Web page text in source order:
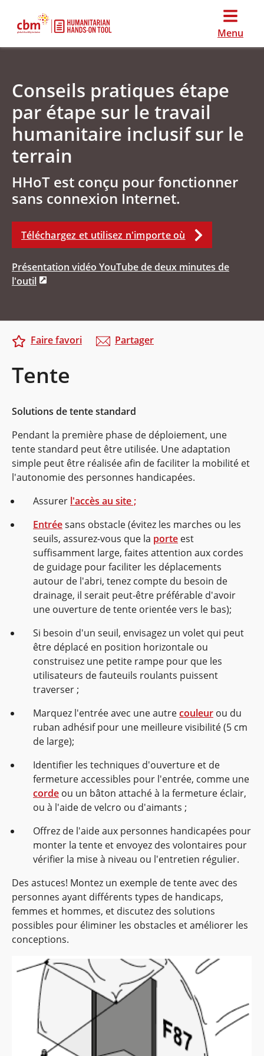
Menu
Conseils pratiques étape
par étape sur le travail
humanitaire inclusif sur le
terrain
HHoT est conçu pour fonctionner
sans connexion Internet.
Téléchargez et utilisez n'importe où
Présentation vidéo YouTube de deux minutes de
l'outil
Tente
Faire favori Partager
Solutions de tente standard
Pendant la première phase de déploiement, une
tente standard peut être utilisée. Une adaptation
simple peut être réalisée afin de faciliter la mobilité et
l'autonomie des personnes handicapées.
Assurer l'accès au site ;
Entréesans obstacle (évitez les marches ou les
seuils, assurez-vous que la porte est
suffisamment large, faites attention aux cordes
de guidage pour faciliter les déplacements
autour de l'abri, tenez compte du besoin de
drainage, il serait peut-être préférable d'avoir
une ouverture de tente orientée vers le bas);
Si besoin d'un seuil, envisagez un volet qui peut
être déplacé en position horizontale ou
construisez une petite rampe pour que les
utilisateurs de fauteuils roulants puissent
traverser ;
Marquez l'entrée avec une autrecouleur ou du
ruban adhésif pour une meilleure visibilité (5 cm
de large);
Identifier les techniques d'ouverture et de
fermeture accessibles pour l'entrée, comme une
corde ou un bâton attaché à la fermeture éclair,
ou à l'aide de velcro ou d'aimants ;
Offrez de l'aide aux personnes handicapées pour
monter la tente et envoyez des volontaires pour
vérifier la mise à niveau ou l'entretien régulier.
Des astuces! Montez un exemple de tente avec des
personnes ayant différents types de handicaps,
femmes et hommes, et discutez des solutions
possibles pour éliminer les obstacles et améliorer les
conceptions.